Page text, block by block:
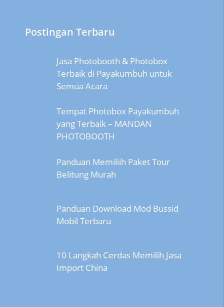
Postingan Terbaru
Jasa Photobooth & Photobox
Terbaik di Payakumbuh untuk
Semua Acara
Tempat Photobox Payakumbuh
yang Terbaik – MANDAN
PHOTOBOOTH
Panduan Memiliih Paket Tour
Belitung Murah
Panduan Download Mod Bussid
Mobil Terbaru
10 Langkah Cerdas Memilih Jasa
Import China